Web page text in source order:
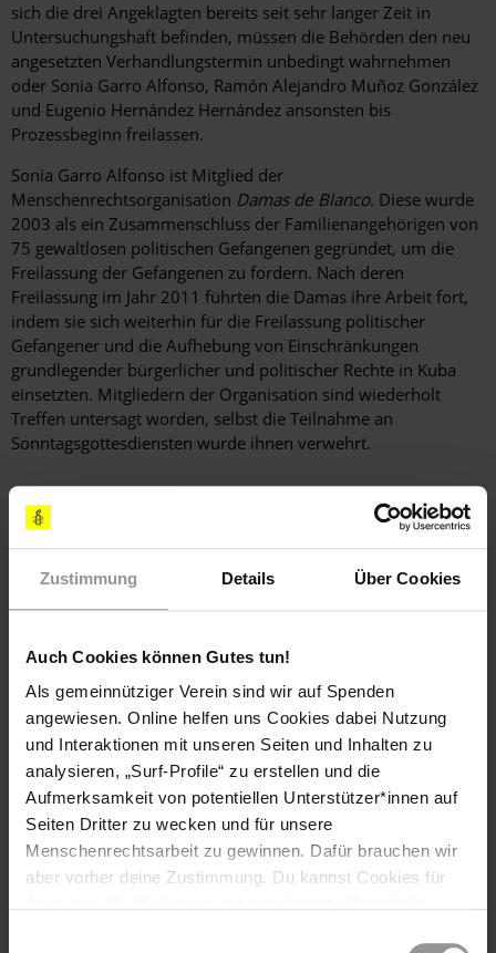
Zustimmung Details Über Cookies
Auch Cookies können Gutes tun!
Als gemeinnütziger Verein sind wir auf Spenden
angewiesen. Online helfen uns Cookies dabei Nutzung
und Interaktionen mit unseren Seiten und Inhalten zu
analysieren, „Surf-Profile“ zu erstellen und die
Aufmerksamkeit von potentiellen Unterstützer*innen auf
Seiten Dritter zu wecken und für unsere
Menschenrechtsarbeit zu gewinnen. Dafür brauchen wir
aber vorher deine Zustimmung. Du kannst Cookies für
sich die drei Angeklagten bereits seit sehr langer Zeit in
Untersuchungshaft befinden, müssen die Behörden den neu
angesetzten Verhandlungstermin unbedingt wahrnehmen
oder Sonia Garro Alfonso, Ramón Alejandro Muñoz González
und Eugenio Hernández Hernández ansonsten bis
Prozessbeginn freilassen.
Sonia Garro Alfonso ist Mitglied der
Menschenrechtsorganisation Damas de Blanco. Diese wurde
2003 als ein Zusammenschluss der Familienangehörigen von
75 gewaltlosen politischen Gefangenen gegründet, um die
Freilassung der Gefangenen zu fordern. Nach deren
Freilassung im Jahr 2011 führten die Damas ihre Arbeit fort,
indem sie sich weiterhin für die Freilassung politischer
Gefangener und die Aufhebung von Einschränkungen
grundlegender bürgerlicher und politischer Rechte in Kuba
einsetzten. Mitgliedern der Organisation sind wiederholt
Treffen untersagt worden, selbst die Teilnahme an
Sonntagsgottesdiensten wurde ihnen verwehrt.
[SCHREIBEN SIE BITTE ]
E-MAILS, FAXE ODER LUFTPOSTBRIEFE MIT FOLGENDEN
FORDERUNGEN
Bitte sorgen Sie dafür, dass Sonia Garro Alfonso, Ramón
Hernández ein faires Gerichtsverfahren erhalten, das
internationalen Standards entspricht.
Stellen Sie bitte sicher, dass die Anklagen gegen die drei
Aktivist_innen auf eindeutigen Beweisen basieren, und
gewährleisten Sie das Recht auf Unschuldsvermutung.
Ich fordere Sie höflich auf, den Verhandlungstermin nicht
noch einmal zu verschieben oder aber ansonsten die
drei Aktivist_innen bis Prozessbeginn freizulassen.